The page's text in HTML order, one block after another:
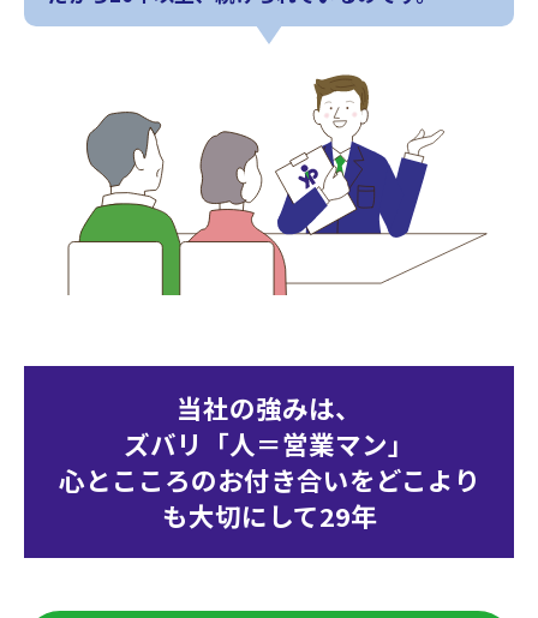
当社の強みは、
ズバリ「人＝営業マン」
心とこころのお付き合いをどこより
も大切にして29年